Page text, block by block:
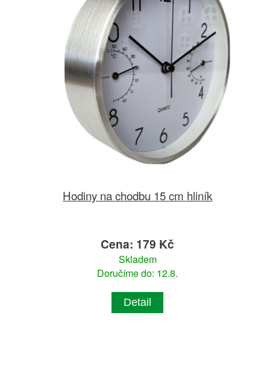
Hodiny na chodbu 15 cm hliník
Cena: 179 Kč
Skladem
Doručíme do: 12.8.
Detail